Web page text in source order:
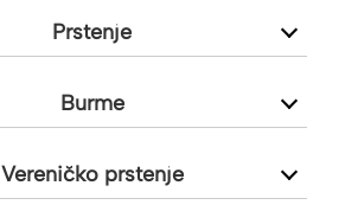
Prstenje
Burme
Vereničko prstenje